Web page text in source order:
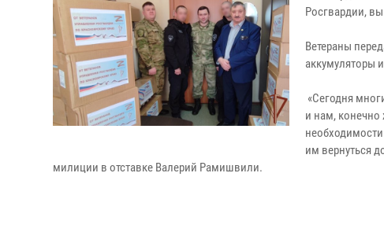
Росгвардии,
Ветераны
аккумуляторы
«Сегодня
и нам, конечно
им вернуться
милиции в отставке Валерий Рамишвили.